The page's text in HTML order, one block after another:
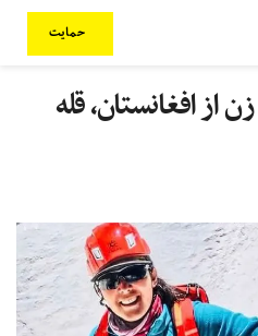
حمایت
از افغانستان، قله